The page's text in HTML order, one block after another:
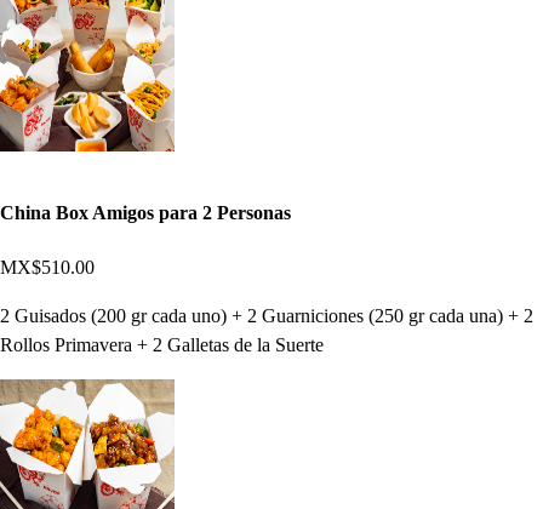
China Box Amigos para 2 Personas
MX$510.00
2 Guisados (200 gr cada uno) + 2 Guarniciones (250 gr cada una) + 2
Rollos Primavera + 2 Galletas de la Suerte